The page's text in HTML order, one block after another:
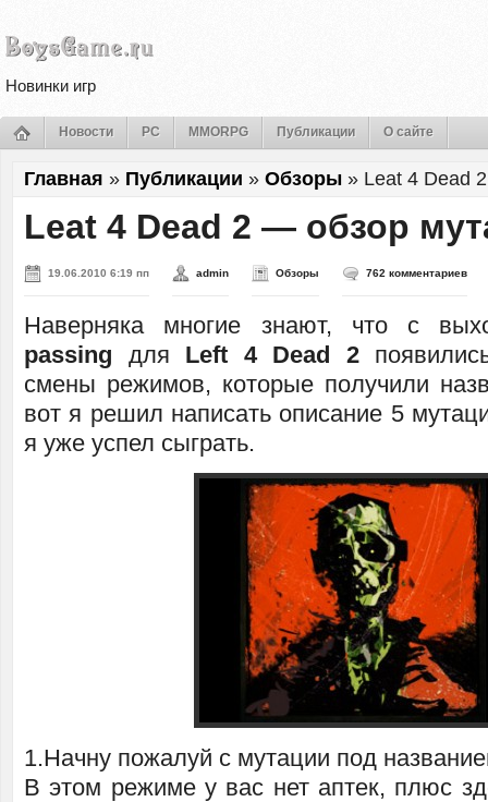
Новинки игр
Новости PC MMORPG Публикации О сайте
Главная » Публикации » Обзоры » Leat 4 Dead
Leat 4 Dead 2 — обзор
19.06.2010 6:19 пп admin Обзоры 762 комментариев
Наверняка многие знают, что с
passing для Left 4 Dead 2
смены режимов, которые получили
вот я решил написать описание 5
я уже успел сыграть.
1.Начну пожалуй с мутации под
В этом режиме у вас нет аптек, плюс